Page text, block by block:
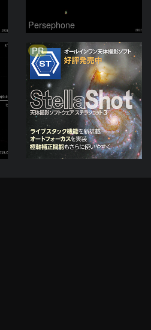
Persephone
PR